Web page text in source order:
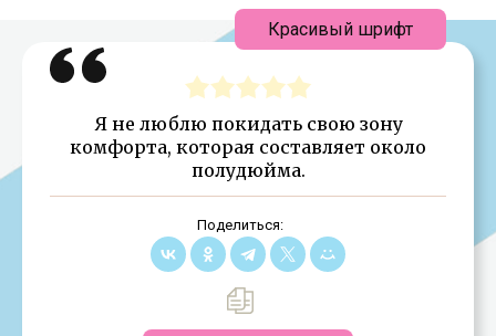
Я не люблю покидать свою зону
комфорта, которая составляет около
полудюйма.
Поделиться:
Красивый шрифт